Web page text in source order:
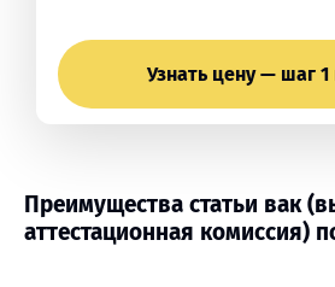
Узнать цену — шаг 1
Преимущества статьи вак
аттестационная комиссия)